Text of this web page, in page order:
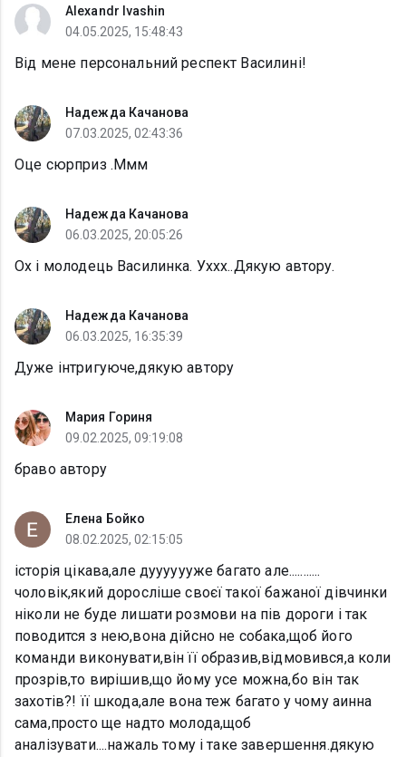
Alexandr Ivashin
04.05.2025, 15:48:43
Від мене персональний респект Василині!
Надежда Качанова
07.03.2025, 02:43:36
Оце сюрприз .Ммм
Надежда Качанова
06.03.2025, 20:05:26
Ох і молодець Василинка. Уххх..Дякую автору.
Надежда Качанова
06.03.2025, 16:35:39
Дуже інтригуюче,дякую автору
Мария Гориня
09.02.2025, 09:19:08
браво автору
Елена Бойко
08.02.2025, 02:15:05
історія цікава,але дууууууже багато але...........
чоловік,який доросліше своєї такої бажаної дівчинки
ніколи не буде лишати розмови на пів дороги і так
поводится з нею,вона дійсно не собака,щоб його
команди виконувати,він її образив,відмовився,а коли
прозрів,то вирішив,що йому усе можна,бо він так
захотів?! її шкода,але вона теж багато у чому аинна
сама,просто ще надто молода,щоб
аналізувати....нажаль тому і таке завершення.дякую